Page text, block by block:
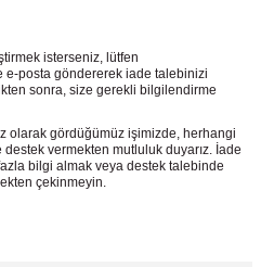
isterseniz, lütfen
e-posta göndererek iade talebinizi
sonra, size gerekli bilgilendirme
olarak gördüğümüz işimizde, herhangi
vermekten mutluluk duyarız. İade
bilgi almak veya destek talebinde
çekinmeyin.